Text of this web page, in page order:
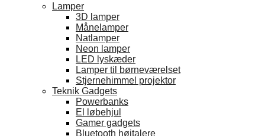
Lamper
3D lamper
Månelamper
Natlamper
Neon lamper
LED lyskæder
Lamper til børneværelset
Stjernehimmel projektor
Teknik Gadgets
Powerbanks
El løbehjul
Gamer gadgets
Bluetooth højtalere